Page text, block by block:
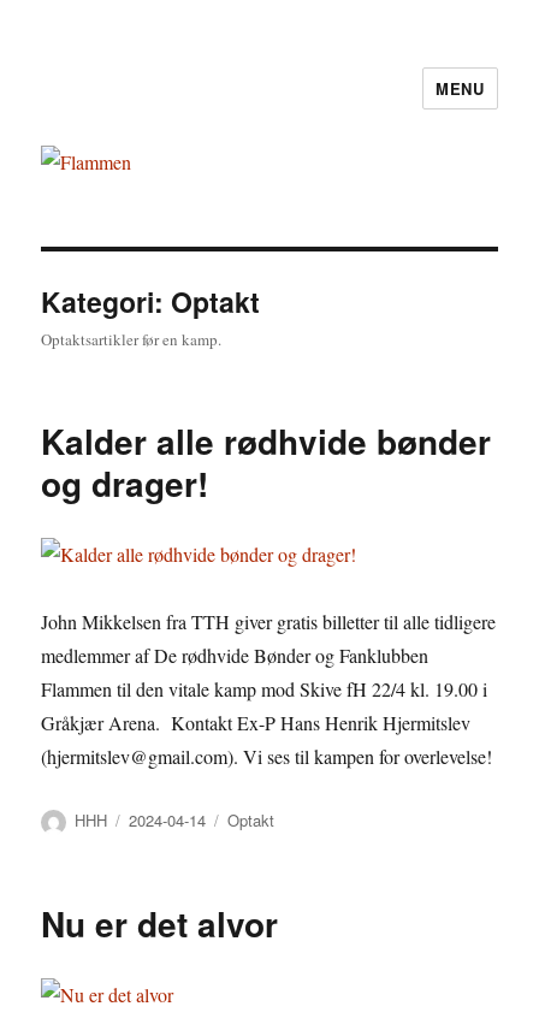
MENU
Kategori: Optakt
Optaktsartikler før en kamp.
Kalder alle rødhvide bønder
og drager!
John Mikkelsen fra TTH giver gratis billetter til alle tidligere
medlemmer af De rødhvide Bønder og Fanklubben
Flammen til den vitale kamp mod Skive fH 22/4 kl. 19.00 i
Gråkjær Arena. Kontakt Ex-P Hans Henrik Hjermitslev
(hjermitslev@gmail.com). Vi ses til kampen for overlevelse!
Forfatter
HHH Udgivet
2024-04-14 Kategorier
Optakt
Nu er det alvor